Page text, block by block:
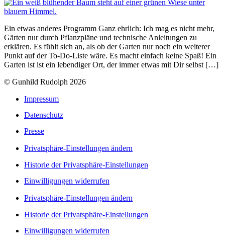
Ein etwas anderes Programm Ganz ehrlich: Ich mag es nicht mehr,
Gärten nur durch Pflanzpläne und technische Anleitungen zu
erklären. Es fühlt sich an, als ob der Garten nur noch ein weiterer
Punkt auf der To-Do-Liste wäre. Es macht einfach keine Spaß! Ein
Garten ist ist ein lebendiger Ort, der immer etwas mit Dir selbst […]
© Gunhild Rudolph 2026
Impressum
Datenschutz
Presse
Privatsphäre-Einstellungen ändern
Historie der Privatsphäre-Einstellungen
Einwilligungen widerrufen
Privatsphäre-Einstellungen ändern
Historie der Privatsphäre-Einstellungen
Einwilligungen widerrufen